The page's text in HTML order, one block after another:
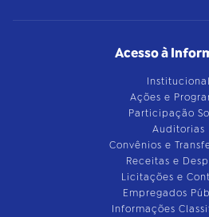
Acesso à
Institucional
Ações e
Participação
Auditorias
Convênios e
Receitas e
Licitações e
Empregados
Informações